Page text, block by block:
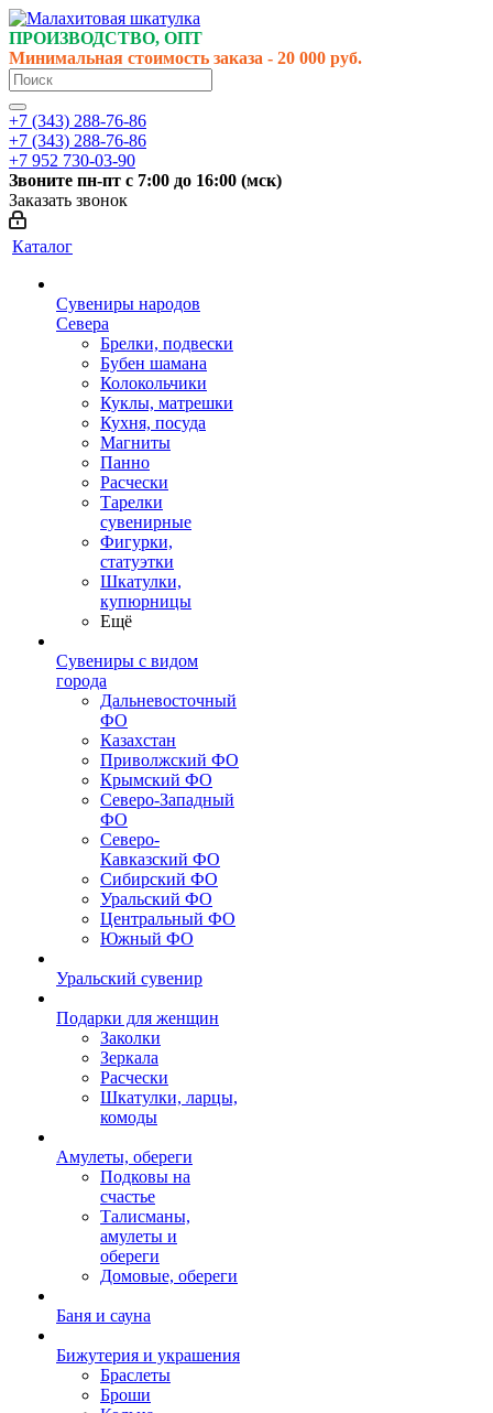
ПРОИЗВОДСТВО, ОПТ
Минимальная стоимость заказа - 20 000 руб.
+7 (343) 288-76-86
+7 (343) 288-76-86
+7 952 730-03-90
Звоните пн-пт с 7:00 до 16:00 (мск)
Заказать звонок
Каталог
Сувениры народов
Севера
Брелки, подвески
Бубен шамана
Колокольчики
Куклы, матрешки
Кухня, посуда
Магниты
Панно
Расчески
Тарелки
сувенирные
Фигурки,
статуэтки
Шкатулки,
купюрницы
Ещё
Сувениры с видом
города
Дальневосточный
ФО
Казахстан
Приволжский ФО
Крымский ФО
Северо-Западный
ФО
Северо-
Кавказский ФО
Сибирский ФО
Уральский ФО
Центральный ФО
Южный ФО
Уральский сувенир
Подарки для женщин
Заколки
Зеркала
Расчески
Шкатулки, ларцы,
комоды
Амулеты, обереги
Подковы на
счастье
Талисманы,
амулеты и
обереги
Домовые, обереги
Баня и сауна
Бижутерия и украшения
Браслеты
Броши